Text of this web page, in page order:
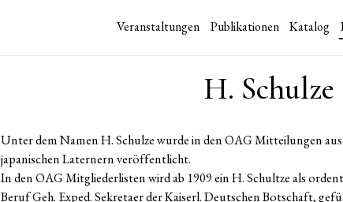
Veranstaltungen Publikationen Katalog
H. Schulze
Unter dem Namen H. Schulze wurde in den OAG Mitteilungen aus
japanischen Laternern veröffentlicht.
In den OAG Mitgliederlisten wird ab 1909 ein H. Schultze als
Beruf Geh. Exped. Sekretaer der Kaiserl. Deutschen Botschaft,